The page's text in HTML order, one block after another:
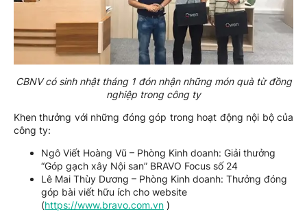
CBNV có sinh nhật tháng 1 đón nhận những món quà từ đồng
nghiệp trong công ty
Khen thưởng với những đóng góp trong hoạt động nội bộ của
công ty:
Ngô Viết Hoàng Vũ – Phòng Kinh doanh: Giải thưởng
“Góp gạch xây Nội san” BRAVO Focus số 24
Lê Mai Thùy Dương – Phòng Kinh doanh: Thưởng đóng
góp bài viết hữu ích cho website
(https://www.bravo.com.vn )